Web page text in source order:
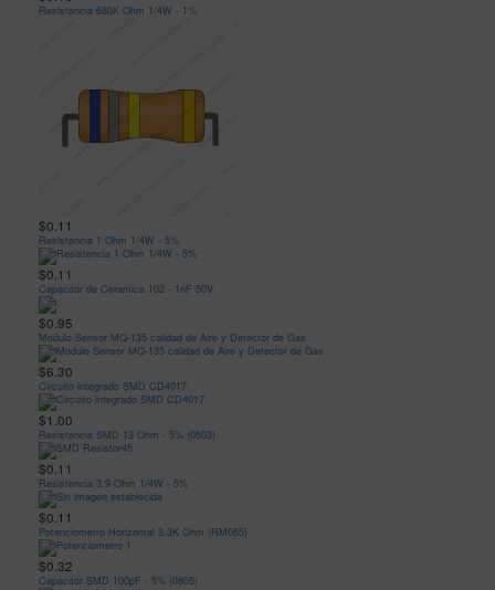
Resistencia 680K Ohm 1/4W - 1%
$0.11
Resistencia 1 Ohm 1/4W - 5%
$0.11
Capacitor de Ceramica 102 - 1nF 50V
$0.95
Modulo Sensor MQ-135 calidad de Aire y Detector de Gas
$6.30
Circuito integrado SMD CD4017
$1.00
Resistencia SMD 13 Ohm - 5% (0603)
$0.11
Resistencia 3.9 Ohm 1/4W - 5%
$0.11
Potenciometro Horizontal 3.3K Ohm (RM065)
$0.32
Capacitor SMD 100pF - 5% (0805)